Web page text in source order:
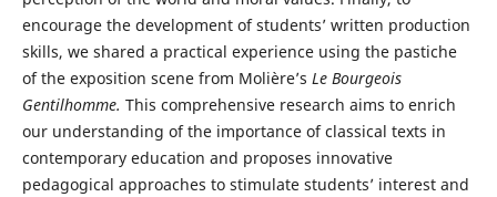
encourage the development of students’ written production
skills, we shared a practical experience using the pastiche
of the exposition scene from Molière’s Le Bourgeois
Gentilhomme. This comprehensive research aims to enrich
our understanding of the importance of classical texts in
contemporary education and proposes innovative
pedagogical approaches to stimulate students’ interest and